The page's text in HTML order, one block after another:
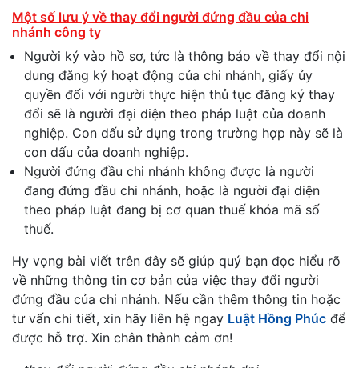
Một số lưu ý về thay đổi người đứng đầu của chi
nhánh công ty
Người ký vào hồ sơ, tức là thông báo về thay đổi nội
dung đăng ký hoạt động của chi nhánh, giấy ủy
quyền đối với người thực hiện thủ tục đăng ký thay
đổi sẽ là người đại diện theo pháp luật của doanh
nghiệp. Con dấu sử dụng trong trường hợp này sẽ là
con dấu của doanh nghiệp.
Người đứng đầu chi nhánh không được là người
đang đứng đầu chi nhánh, hoặc là người đại diện
theo pháp luật đang bị cơ quan thuế khóa mã số
thuế.
Hy vọng bài viết trên đây sẽ giúp quý bạn đọc hiểu rõ
về những thông tin cơ bản của việc thay đổi người
đứng đầu của chi nhánh. Nếu cần thêm thông tin hoặc
tư vấn chi tiết, xin hãy liên hệ ngay Luật Hồng Phúc để
được hỗ trợ. Xin chân thành cảm ơn!